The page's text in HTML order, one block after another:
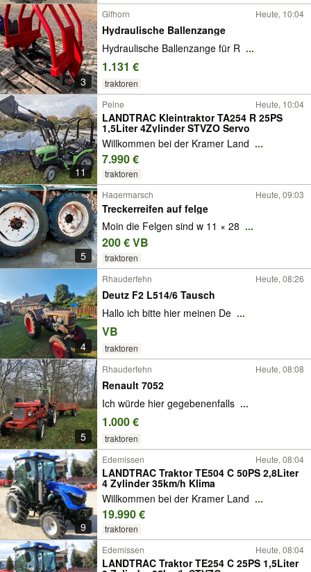
3
Gifhorn Heute, 10:04
Hydraulische Ballenzange
Hydraulische Ballenzange für R ...
1.131 €
traktoren
11
Peine Heute, 10:04
LANDTRAC Kleintraktor TA254 R 25PS
1,5Liter 4Zylinder STVZO Servo
Willkommen bei der Kramer Land ...
7.990 €
traktoren
5
Hagermarsch Heute, 09:03
Treckerreifen auf felge
Moin die Felgen sind w 11 × 28 ...
200 € VB
traktoren
4
Rhauderfehn Heute, 08:26
Deutz F2 L514/6 Tausch
Hallo ich bitte hier meinen De ...
VB
traktoren
5
Rhauderfehn Heute, 08:08
Renault 7052
Ich würde hier gegebenenfalls ...
1.000 €
traktoren
9
Edemissen Heute, 08:04
LANDTRAC Traktor TE504 C 50PS 2,8Liter
4 Zylinder 35km/h Klima
Willkommen bei der Kramer Land ...
19.990 €
traktoren
Edemissen
Heute, 08:04
LANDTRAC Traktor TE254 C 25PS 1,5Liter